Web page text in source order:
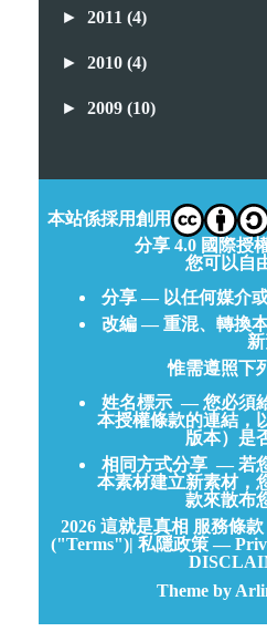
► 2011 (4)
► 2010 (4)
► 2009 (10)
本站係採用創用
分享 4.0 國際授
您可以自
分享 — 以任何媒介
改編 — 重混、轉換
惟需遵照下
姓名標示 — 您必須
本授權條款的連結，
版本）是
相同方式分享 — 若
本素材建立新素材，
款來散布
2026 這就是真相 服務條款
("Terms")| 私隱政策 —
Theme by